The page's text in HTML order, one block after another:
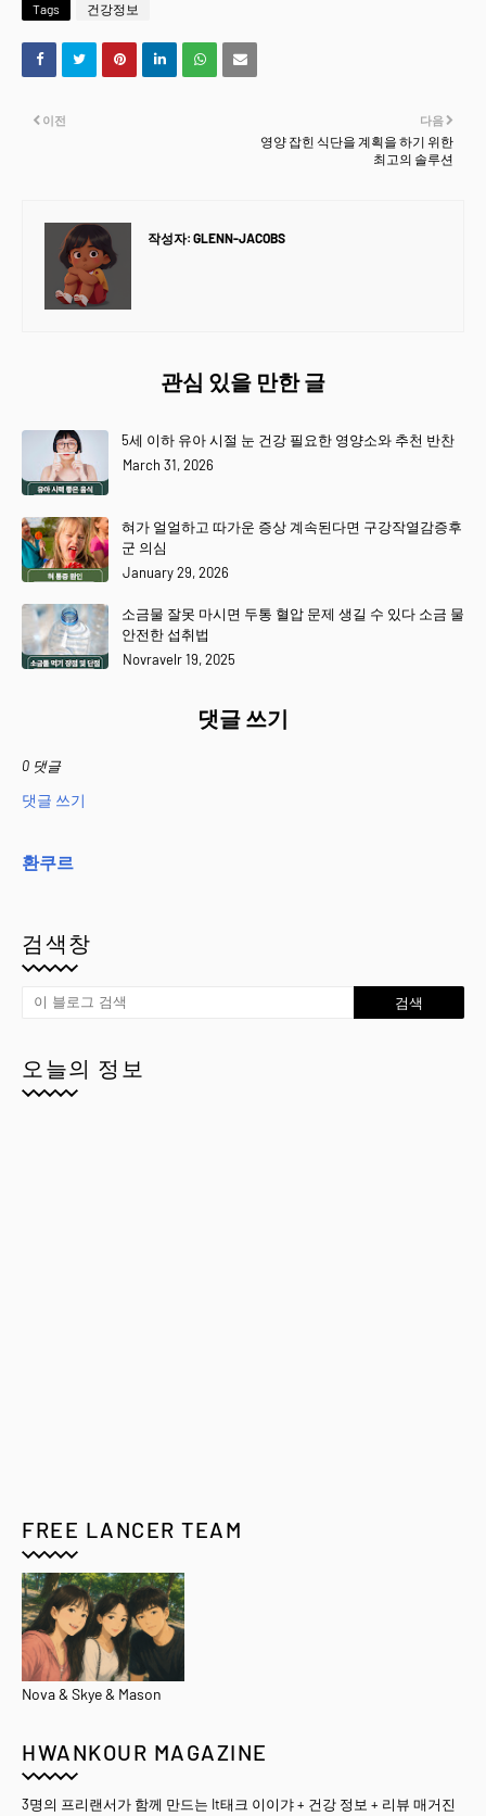
Tags 건강정보
다음
영양 잡힌 식단을 계획을 하기 위한
최고의 솔루션
이전
작성자: GLENN-JACOBS
관심 있을 만한 글
5세 이하 유아 시절 눈 건강 필요한 영양소와 추천 반찬
March 31, 2026
혀가 얼얼하고 따가운 증상 계속된다면 구강작열감증후
군 의심
January 29, 2026
소금물 잘못 마시면 두통 혈압 문제 생길 수 있다 소금 물
안전한 섭취법
Novravelr 19, 2025
댓글 쓰기
0 댓글
댓글 쓰기
환쿠르
검색창
오늘의 정보
FREE LANCER TEAM
Nova & Skye & Mason
HWANKOUR MAGAZINE
3명의 프리랜서가 함께 만드는 It태크 이이갸 + 건강 정보 + 리뷰 매거진